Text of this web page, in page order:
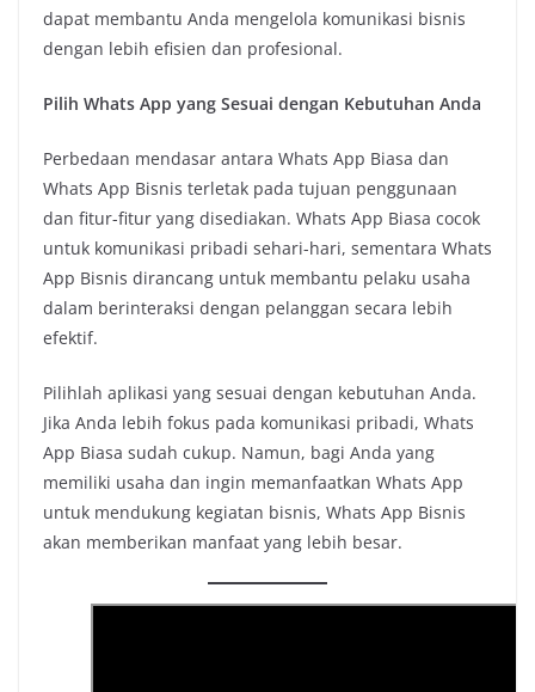
dapat membantu Anda mengelola komunikasi bisnis
dengan lebih efisien dan profesional.
Pilih Whats App yang Sesuai dengan Kebutuhan Anda
Perbedaan mendasar antara Whats App Biasa dan
Whats App Bisnis terletak pada tujuan penggunaan
dan fitur-fitur yang disediakan. Whats App Biasa cocok
untuk komunikasi pribadi sehari-hari, sementara Whats
App Bisnis dirancang untuk membantu pelaku usaha
dalam berinteraksi dengan pelanggan secara lebih
efektif.
Pilihlah aplikasi yang sesuai dengan kebutuhan Anda.
Jika Anda lebih fokus pada komunikasi pribadi, Whats
App Biasa sudah cukup. Namun, bagi Anda yang
memiliki usaha dan ingin memanfaatkan Whats App
untuk mendukung kegiatan bisnis, Whats App Bisnis
akan memberikan manfaat yang lebih besar.